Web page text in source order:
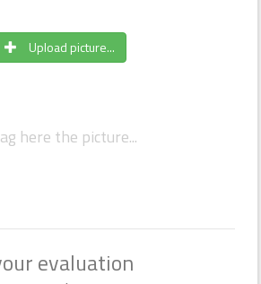
Upload picture...
here the picture...
evaluation